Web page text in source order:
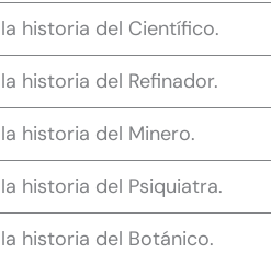
historia del Científico.
historia del Refinador.
historia del Minero.
historia del Psiquiatra.
historia del Botánico.